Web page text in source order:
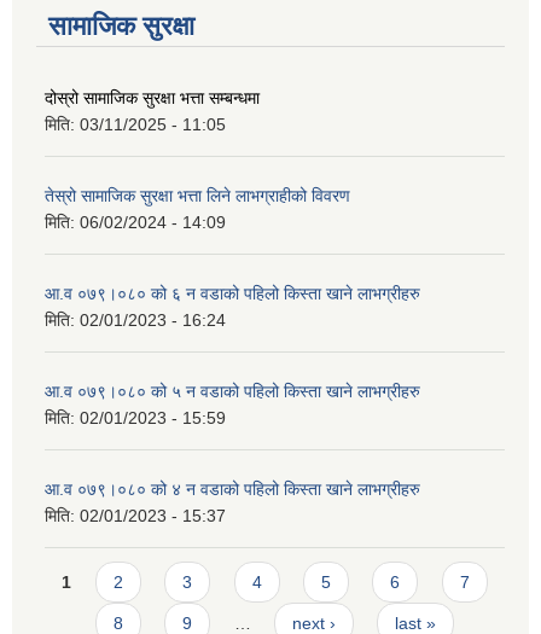
सामाजिक सुरक्षा
दोस्रो सामाजिक सुरक्षा भत्ता सम्बन्धमा
मिति: 03/11/2025 - 11:05
तेस्रो सामाजिक सुरक्षा भत्ता लिने लाभग्राहीको विवरण
मिति: 06/02/2024 - 14:09
आ.व ०७९।०८० को ६ न‌‍ वडाको पहिलो किस्ता खाने लाभग्रीहरु
मिति: 02/01/2023 - 16:24
आ.व ०७९।०८० को ५ न‌‍ वडाको पहिलो किस्ता खाने लाभग्रीहरु
मिति: 02/01/2023 - 15:59
आ.व ०७९।०८० को ४ न‌‍ वडाको पहिलो किस्ता खाने लाभग्रीहरु
मिति: 02/01/2023 - 15:37
Pages
1 2 3 4 5 6 7
8 9 next › last »